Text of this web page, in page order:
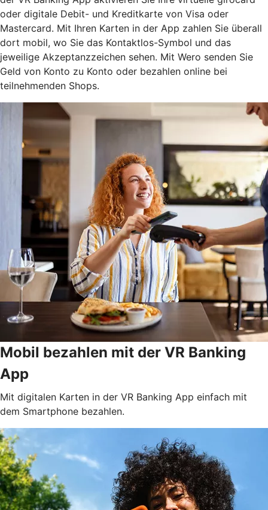
oder digitale Debit- und Kreditkarte von Visa oder
Mastercard. Mit Ihren Karten in der App zahlen Sie überall
dort mobil, wo Sie das Kontaktlos-Symbol und das
jeweilige Akzeptanzzeichen sehen. Mit Wero senden Sie
Geld von Konto zu Konto oder bezahlen online bei
teilnehmenden Shops.
Mobil bezahlen mit der VR Banking
App
Mit digitalen Karten in der VR Banking App einfach mit
dem Smartphone bezahlen.